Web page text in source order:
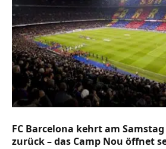
FC Barcelona kehrt am
zurück – das Camp Nou öffnet